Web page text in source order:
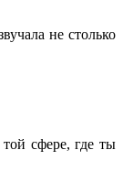
не столько
сфере, где ты